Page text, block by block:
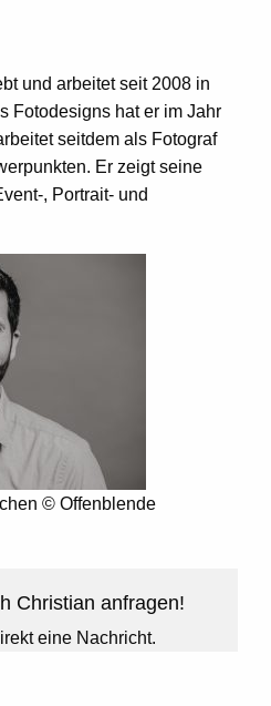
und arbeitet seit 2008 in
Fotodesigns hat er im Jahr
seitdem als Fotograf
Er zeigt seine
, Portrait- und
© Offenblende
Christian anfragen!
eine Nachricht.